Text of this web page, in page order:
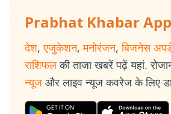
Prabhat Khabar
देश, एजुकेशन, मनोरंजन, बिजनेस
राशिफल की ताजा खबरें पढ़ें यहां.
न्यूज और लाइव न्यूज कवरेज के लिए